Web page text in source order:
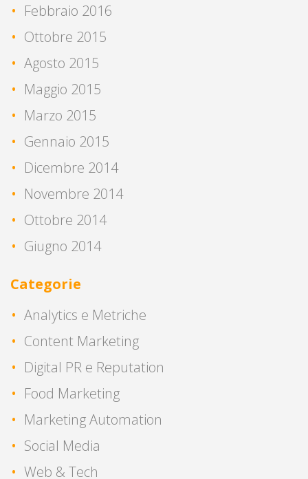
Febbraio 2016
Ottobre 2015
Agosto 2015
Maggio 2015
Marzo 2015
Gennaio 2015
Dicembre 2014
Novembre 2014
Ottobre 2014
Giugno 2014
Categorie
Analytics e Metriche
Content Marketing
Digital PR e Reputation
Food Marketing
Marketing Automation
Social Media
Web & Tech